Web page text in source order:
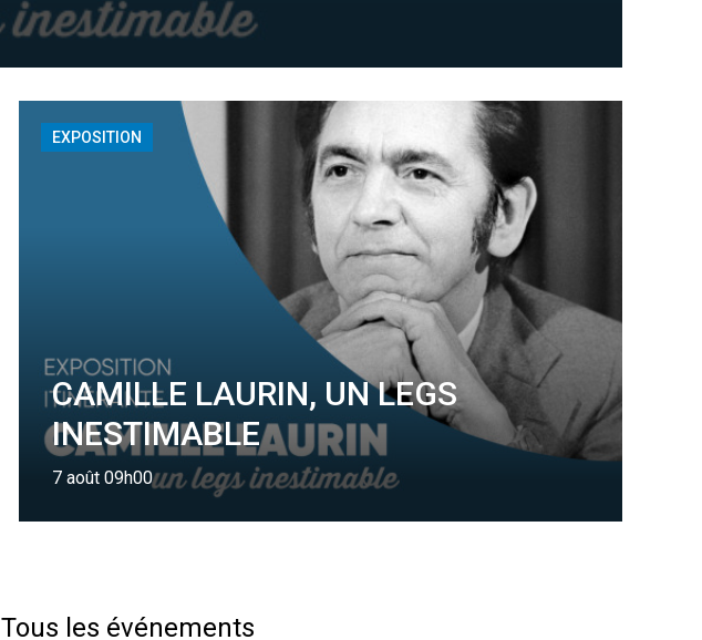
EXPOSITION
CAMILLE LAURIN, UN LEGS
INESTIMABLE
7 août 09h00
Tous les événements